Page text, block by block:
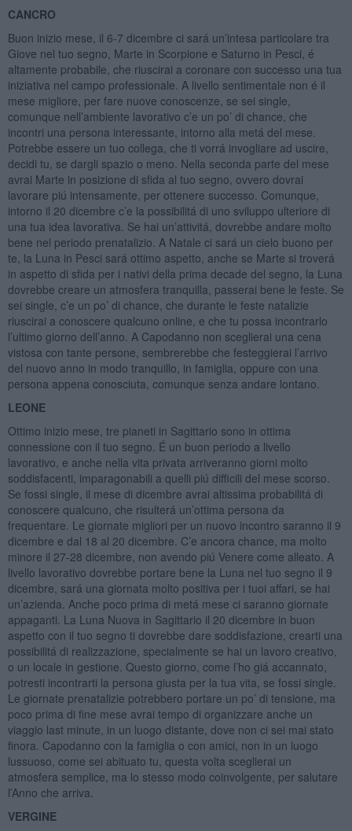
CANCRO
Buon inizio mese, il 6-7 dicembre ci sará un’intesa particolare tra
Giove nel tuo segno, Marte in Scorpione e Saturno in Pesci, é
altamente probabile, che riuscirai a coronare con successo una tua
iniziativa nel campo professionale. A livello sentimentale non é il
mese migliore, per fare nuove conoscenze, se sei single,
comunque nell’ambiente lavorativo c’e un po’ di chance, che
incontri una persona interessante, intorno alla metá del mese.
Potrebbe essere un tuo collega, che ti vorrá invogliare ad uscire,
decidi tu, se dargli spazio o meno. Nella seconda parte del mese
avrai Marte in posizione di sfida al tuo segno, ovvero dovrai
lavorare piú intensamente, per ottenere successo. Comunque,
intorno il 20 dicembre c’e la possibilitá di uno sviluppo ulteriore di
una tua idea lavorativa. Se hai un’attivitá, dovrebbe andare molto
bene nel periodo prenatalizio. A Natale ci sará un cielo buono per
te, la Luna in Pesci sará ottimo aspetto, anche se Marte si troverá
in aspetto di sfida per i nativi della prima decade del segno, la Luna
dovrebbe creare un atmosfera tranquilla, passerai bene le feste. Se
sei single, c’e un po’ di chance, che durante le feste natalizie
riuscirai a conoscere qualcuno online, e che tu possa incontrarlo
l’ultimo giorno dell’anno. A Capodanno non sceglierai una cena
vistosa con tante persone, sembrerebbe che festeggierai l’arrivo
del nuovo anno in modo tranquillo, in famiglia, oppure con una
persona appena conosciuta, comunque senza andare lontano.
LEONE
Ottimo inizio mese, tre pianeti in Sagittario sono in ottima
connessione con il tuo segno. É un buon periodo a livello
lavorativo, e anche nella vita privata arriveranno giorni molto
soddisfacenti, imparagonabili a quelli piú difficili del mese scorso.
Se fossi single, il mese di dicembre avrai altissima probabilitá di
conoscere qualcuno, che risulterá un’ottima persona da
frequentare. Le giornate migliori per un nuovo incontro saranno il 9
dicembre e dal 18 al 20 dicembre. C’e ancora chance, ma molto
minore il 27-28 dicembre, non avendo piú Venere come alleato. A
livello lavorativo dovrebbe portare bene la Luna nel tuo segno il 9
dicembre, sará una giornata molto positiva per i tuoi affari, se hai
un’azienda. Anche poco prima di metá mese ci saranno giornate
appaganti. La Luna Nuova in Sagittario il 20 dicembre in buon
aspetto con il tuo segno ti dovrebbe dare soddisfazione, crearti una
possibilitá di realizzazione, specialmente se hai un lavoro creativo,
o un locale in gestione. Questo giorno, come l’ho giá accannato,
potresti incontrarti la persona giusta per la tua vita, se fossi single.
Le giornate prenatalizie potrebbero portare un po’ di tensione, ma
poco prima di fine mese avrai tempo di organizzare anche un
viaggio last minute, in un luogo distante, dove non ci sei mai stato
finora. Capodanno con la famiglia o con amici, non in un luogo
lussuoso, come sei abituato tu, questa volta sceglierai un
atmosfera semplice, ma lo stesso modo coinvolgente, per salutare
l’Anno che arriva.
VERGINE